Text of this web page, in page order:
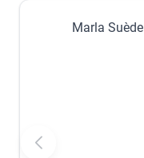
Marla